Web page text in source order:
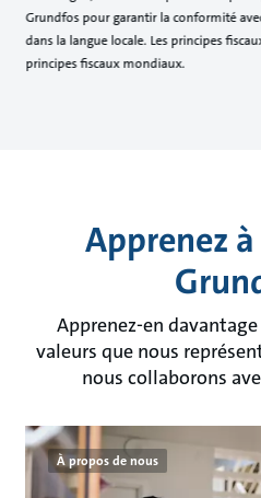
Grundfos pour garantir la conformité
dans la langue locale. Les principes
principes fiscaux mondiaux.
Apprenez
Apprenez-en
valeurs que nous
nous collaborons
À propos de nous